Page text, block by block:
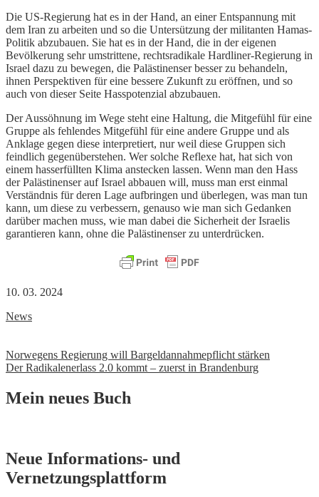
Die US-Regierung hat es in der Hand, an einer Entspannung mit
dem Iran zu arbeiten und so die Untersützung der militanten Hamas-
Politik abzubauen. Sie hat es in der Hand, die in der eigenen
Bevölkerung sehr umstrittene, rechtsradikale Hardliner-Regierung in
Israel dazu zu bewegen, die Palästinenser besser zu behandeln,
ihnen Perspektiven für eine bessere Zukunft zu eröffnen, und so
auch von dieser Seite Hasspotenzial abzubauen.
Der Aussöhnung im Wege steht eine Haltung, die Mitgefühl für eine
Gruppe als fehlendes Mitgefühl für eine andere Gruppe und als
Anklage gegen diese interpretiert, nur weil diese Gruppen sich
feindlich gegenüberstehen. Wer solche Reflexe hat, hat sich von
einem hasserfüllten Klima anstecken lassen. Wenn man den Hass
der Palästinenser auf Israel abbauen will, muss man erst einmal
Verständnis für deren Lage aufbringen und überlegen, was man tun
kann, um diese zu verbessern, genauso wie man sich Gedanken
darüber machen muss, wie man dabei die Sicherheit der Israelis
garantieren kann, ohne die Palästinenser zu unterdrücken.
10. 03. 2024
News
Beitrags-
Navigation
Norwegens Regierung will Bargeldannahmepflicht stärken
Der Radikalenerlass 2.0 kommt – zuerst in Brandenburg
Mein neues Buch
Neue Informations- und
Vernetzungsplattform